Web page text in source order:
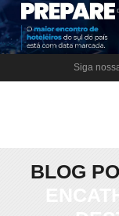
Skip
to
content
Siga
BLOG